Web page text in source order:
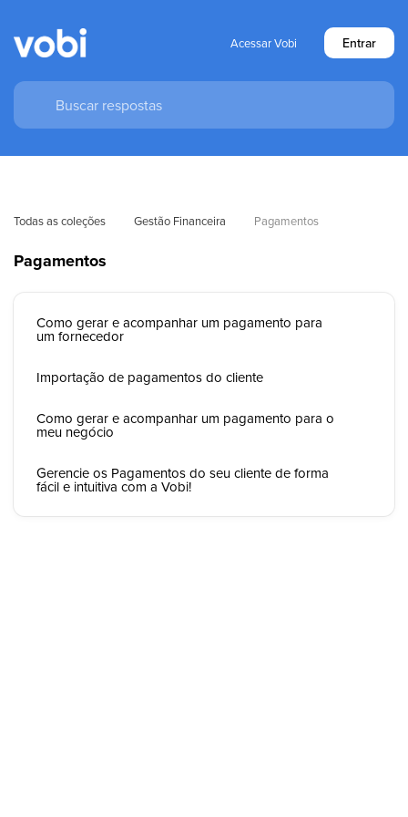
Acessar Vobi Entrar
Todas as coleções Gestão Financeira Pagamentos
Pagamentos
Como gerar e acompanhar um pagamento para
um fornecedor
Importação de pagamentos do cliente
Como gerar e acompanhar um pagamento para o
meu negócio
Gerencie os Pagamentos do seu cliente de forma
fácil e intuitiva com a Vobi!